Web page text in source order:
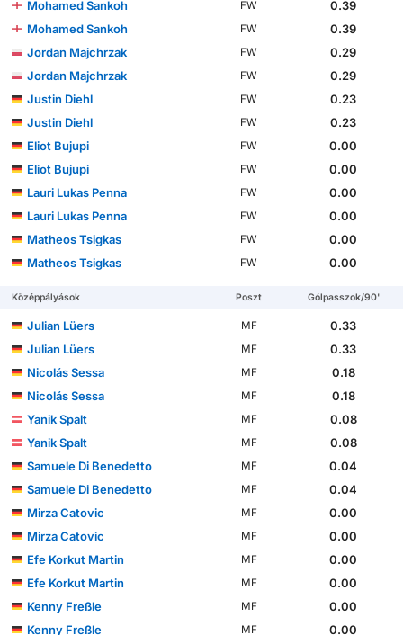
Mohamed Sankoh FW
0.39
Mohamed Sankoh
FW
0.39
Jordan Majchrzak
FW
0.29
Jordan Majchrzak
FW
0.29
Justin Diehl
FW
0.23
Justin Diehl
FW
0.23
Eliot Bujupi
FW
0.00
Eliot Bujupi
FW
0.00
Lauri Lukas Penna
FW
0.00
Lauri Lukas Penna
FW
0.00
Matheos Tsigkas
FW
0.00
Matheos Tsigkas
FW 0.00
Középpályások Poszt Gólpasszok/90'
Julian Lüers MF
0.33
Julian Lüers
MF
0.33
Nicolás Sessa
MF
0.18
Nicolás Sessa
MF
0.18
Yanik Spalt
MF
0.08
Yanik Spalt
MF
0.08
Samuele Di Benedetto
MF
0.04
Samuele Di Benedetto
MF
0.04
Mirza Catovic
MF
0.00
Mirza Catovic
MF
0.00
Efe Korkut Martin
MF
0.00
Efe Korkut Martin
MF
0.00
Kenny Freßle
MF
0.00
Kenny Freßle
MF
0.00